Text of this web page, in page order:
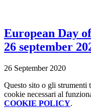
European Day
26 september
26 September 2020
Questo sito o gli strumenti
cookie necessari al
COOKIE POLICY.